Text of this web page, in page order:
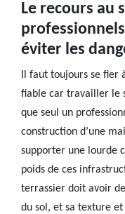
Le recours au
éviter les
Il faut toujours se
fiable car travailler le
que seul un
construction d’une
supporter une lourde
poids de ces
terrassier doit avoir
du sol, et sa texture